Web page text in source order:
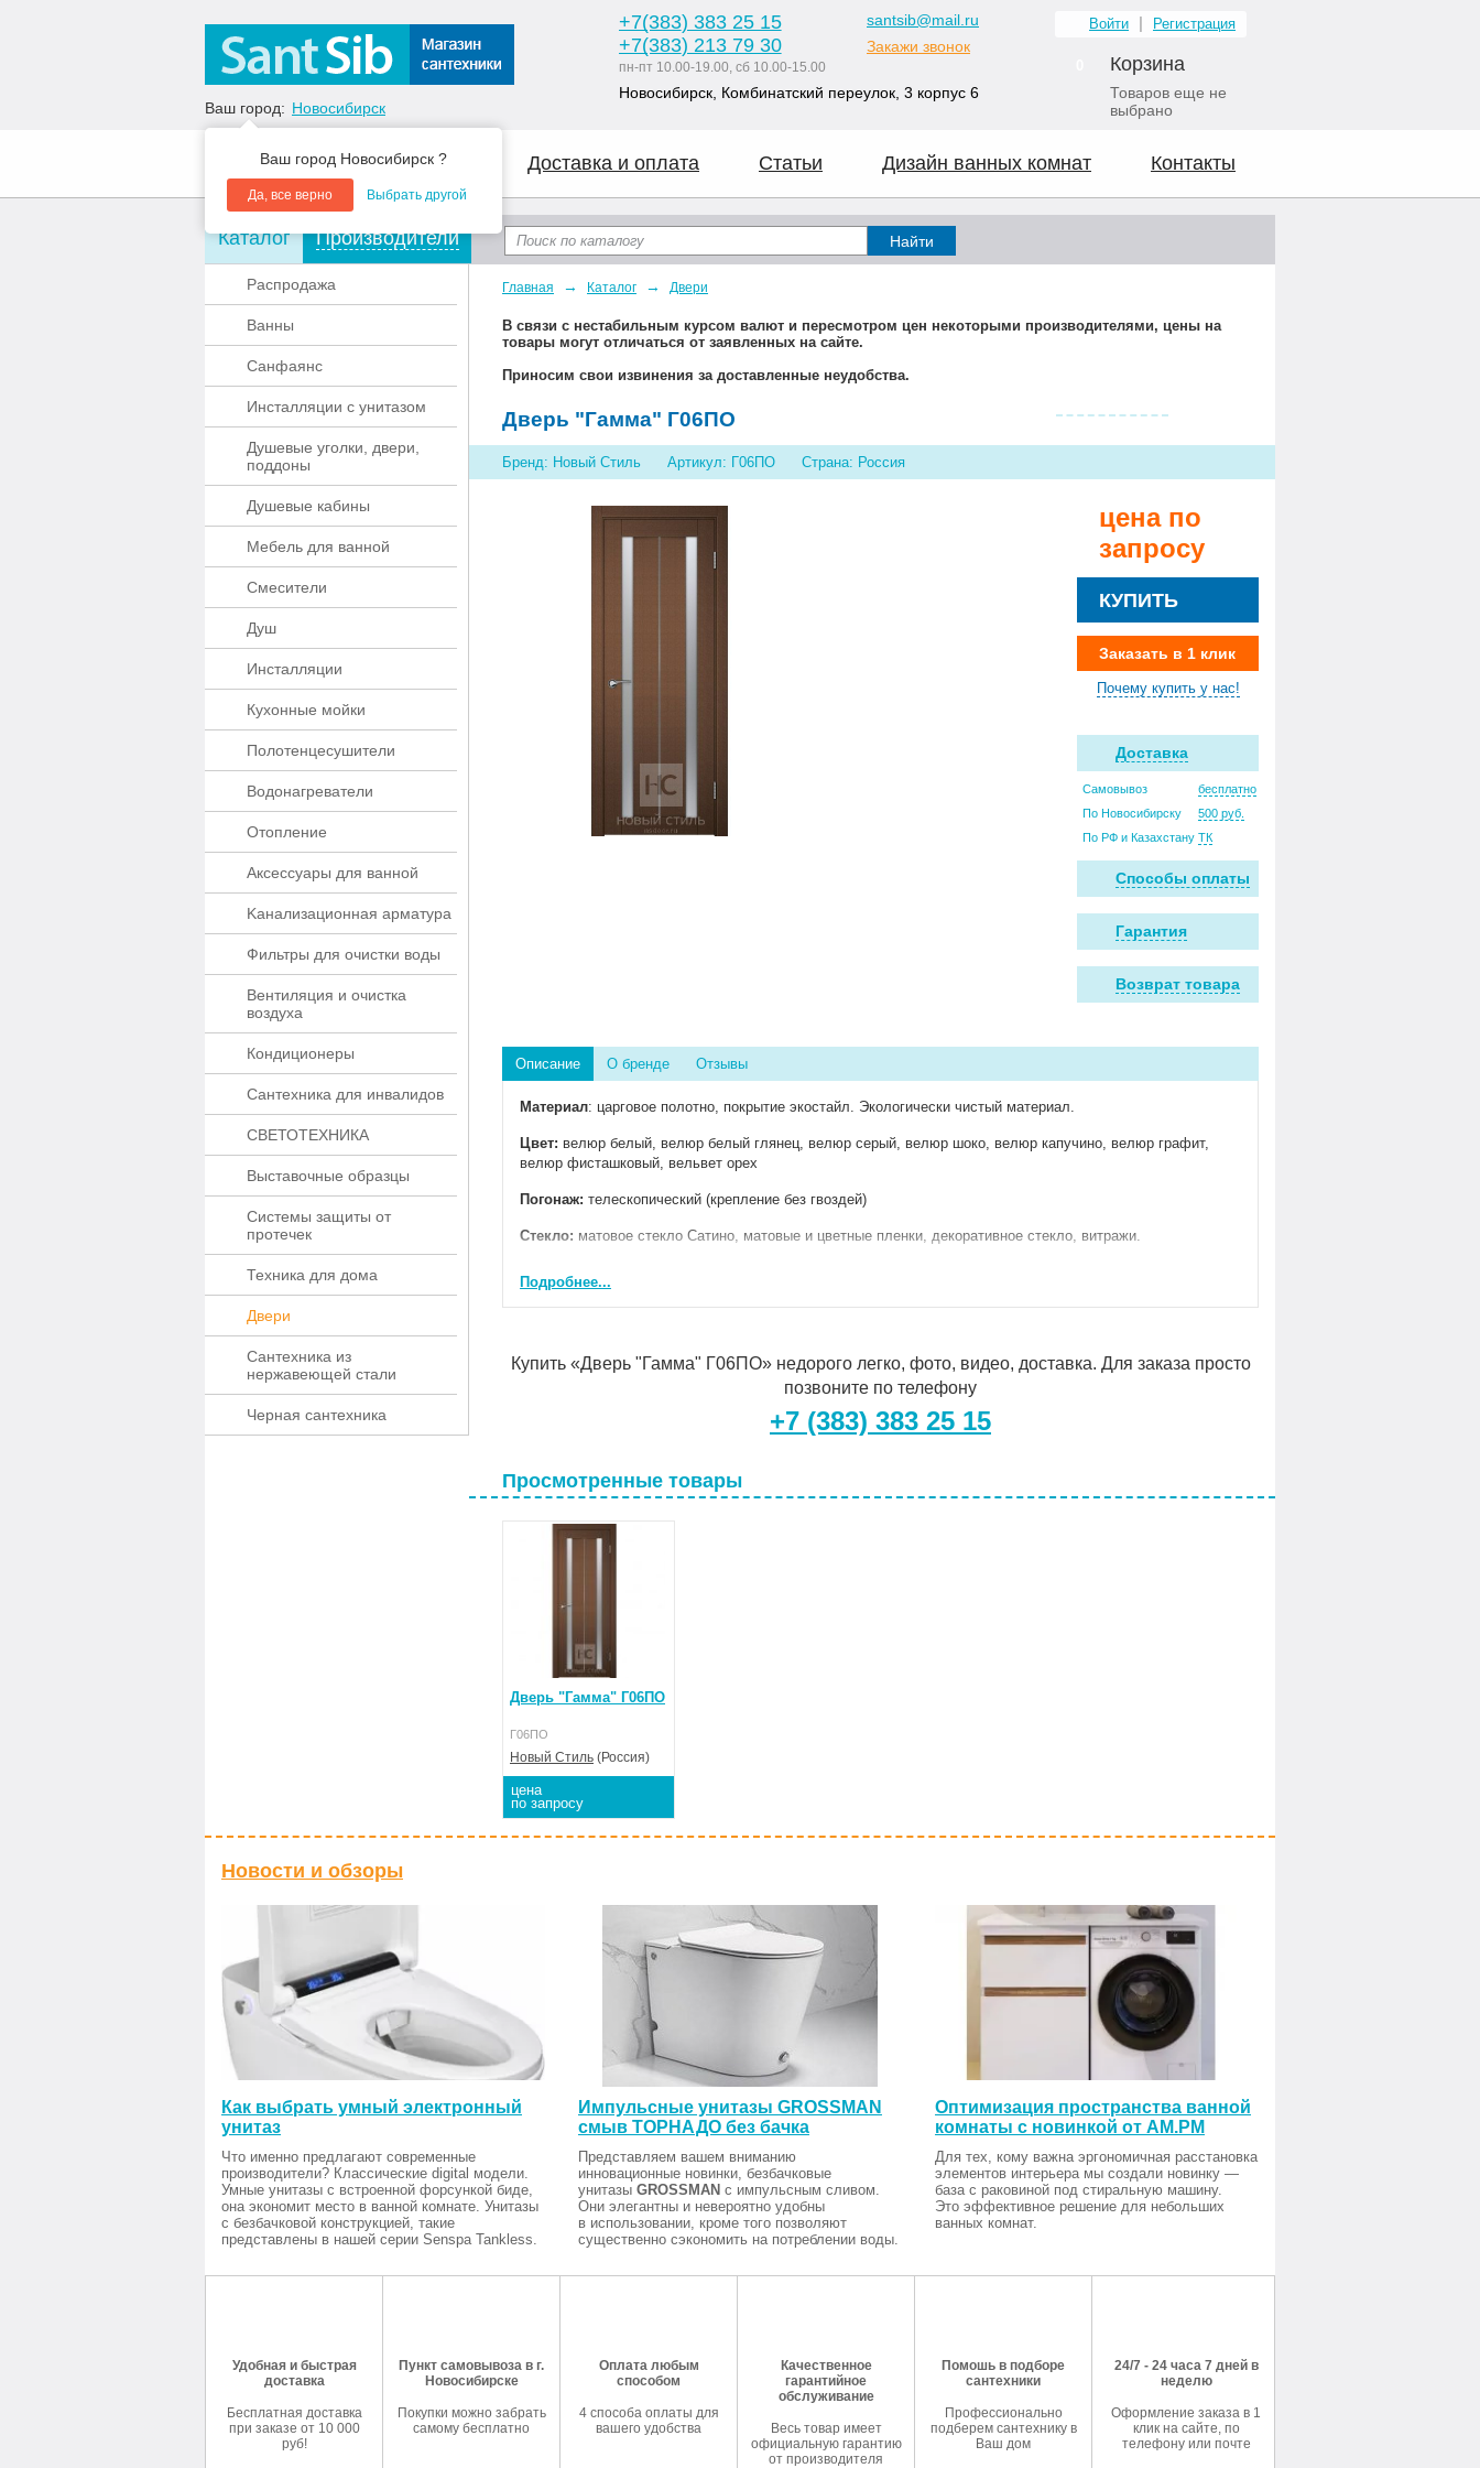
Ваш город: Новосибирск
Ваш город Новосибирск ?
Да, все верно Выбрать другой
+7(383) 383 25 15
+7(383) 213 79 30
пн-пт 10.00-19.00, сб 10.00-15.00
santsib@mail.ru
Закажи звонок
Новосибирск, Комбинатский переулок, 3 корпус 6
Войти Регистрация
Корзина
Товаров еще не
выбрано
О компании Акции Доставка и оплата Статьи Дизайн ванных комнат Контакты
Каталог Производители
Распродажа
Ванны
Санфаянс
Инсталляции с унитазом
Душевые уголки, двери,
поддоны
Душевые кабины
Мебель для ванной
Смесители
Душ
Инсталляции
Кухонные мойки
Полотенцесушители
Водонагреватели
Отопление
Аксессуары для ванной
Kaнaлизaционнaя apматypa
Фильтры для очистки воды
Вентиляция и очистка
воздуха
Кондиционеры
Сантехника для инвалидов
СВЕТОТЕХНИКА
Выставочные образцы
Системы защиты от
протечек
Техника для дома
Двери
Сантехника из
нержавеющей стали
Черная сантехника
Главная → Каталог → Двери
В связи с нестабильным курсом валют и пересмотром цен некоторыми производителями, цены на
товары могут отличаться от заявленных на сайте.
Приносим свои извинения за доставленные неудобства.
Дверь "Гамма" Г06ПО
Бренд: Новый Стиль Артикул: Г06ПО Страна: Россия
цена по
запросу
КУПИТЬ
Заказать в 1 клик
Почему купить у нас!
Доставка
Самовывоз
бесплатно
По Новосибирску
500 руб.
По РФ и Казахстану ТК
Способы оплаты
Гарантия
Возврат товара
Описание О бренде Отзывы
Материал: царговое полотно, покрытие экостайл. Экологически чистый материал.
Цвет: велюр белый, велюр белый глянец, велюр серый, велюр шоко, велюр капучино, велюр графит,
велюр фисташковый, вельвет орех
Погонаж: телескопический (крепление без гвоздей)
Стекло: матовое стекло Сатино, матовые и цветные пленки, декоративное стекло, витражи.
Ширина:
Высота:2000 мм
Возможно изготовление полотен по нестандартным размерам Покупателя
Изготовление межкомнатных дверей под заказ. В стандартный модельный ряд можно вносить любые
изменения, добавлять и убирать молдинги, регулировать размер стекла, добавлять декоративные
Подробнее...
Купить «Дверь "Гамма" Г06ПО» недорого легко, фото, видео, доставка. Для заказа просто
позвоните по телефону
+7 (383) 383 25 15
Просмотренные товары
Дверь "Гамма" Г06ПО
Г06ПО
Новый Стиль (Россия)
цена
по запросу
Новости и обзоры
Как выбрать умный электронный
унитаз
Что именно предлагают современные
производители? Классические digital модели.
Умные унитазы с встроенной форсункой биде,
она экономит место в ванной комнате. Унитазы
с безбачковой конструкцией, такие
представлены в нашей серии Senspa Tankless.
Импульсные унитазы GROSSMAN
смыв ТОРНАДО без бачка
Представляем вашем вниманию
инновационные новинки, безбачковые
унитазы GROSSMAN с импульсным сливом.
Они элегантны и невероятно удобны
в использовании, кроме того позволяют
существенно сэкономить на потреблении воды.
Оптимизация пространства ванной
комнаты с новинкой от AM.PM
Для тех, кому важна эргономичная расстановка
элементов интерьера мы создали новинку —
база с раковиной под стиральную машину.
Это эффективное решение для небольших
ванных комнат.
Удобная и быстрая
доставка
Бесплатная доставка
при заказе от 10 000
руб!
Пункт самовывоза в г.
Новосибирске
Покупки можно забрать
самому бесплатно
Оплата любым
способом
4 способа оплаты для
вашего удобства
Качественное
гарантийное
обслуживание
Весь товар имеет
официальную гарантию
от производителя
Помошь в подборе
сантехники
Профессионально
подберем сантехнику в
Ваш дом
24/7 - 24 часа 7 дней в
неделю
Оформление заказа в 1
клик на сайте, по
телефону или почте